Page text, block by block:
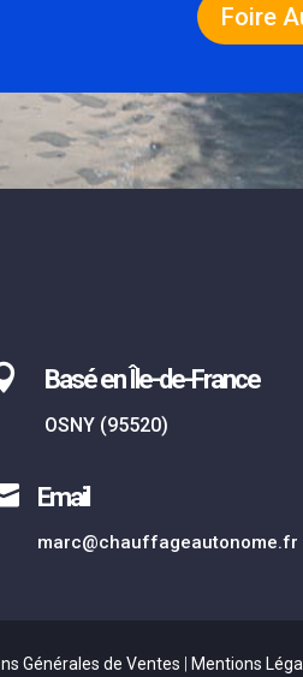
Foire
Basé en Île-de-France
OSNY (95520)
Email
marc@chauffageautonome.fr
Générales de Ventes Mentions